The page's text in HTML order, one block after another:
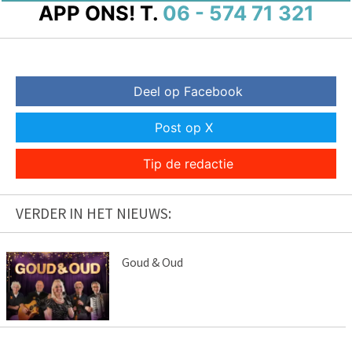
APP ONS! T. 06 - 574 71 321
Deel op Facebook
Post op X
Tip de redactie
VERDER IN HET NIEUWS:
Goud & Oud